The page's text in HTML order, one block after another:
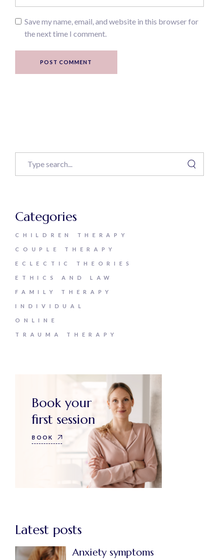
Save my name, email, and website in this browser for
the next time I comment.
POST COMMENT
Categories
CHILDREN THERAPY
COUPLE THERAPY
ECLECTIC THEORIES
ETHICS AND LAW
FAMILY THERAPY
INDIVIDUAL
ONLINE
TRAUMA THERAPY
Book your
first session
BOOK
Latest posts
Anxiety symptoms